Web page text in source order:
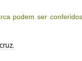
podem ser